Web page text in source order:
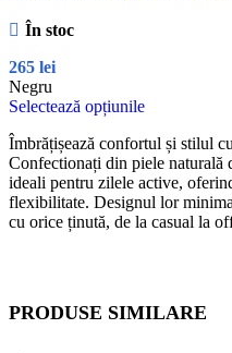
În stoc
265 lei
Negru
Selectează opțiunile
Îmbrățișează confortul și stilul
Confectionați din piele naturală
ideali pentru zilele active,
flexibilitate. Designul lor
cu orice ținută, de la casual la
PRODUSE SIMILARE